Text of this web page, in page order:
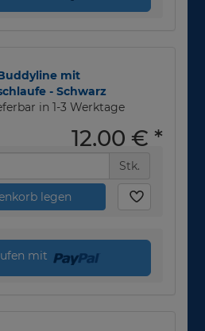
mit
- Schwarz
in 1-3 Werktage
12,00 € *
Stk.
legen
mit